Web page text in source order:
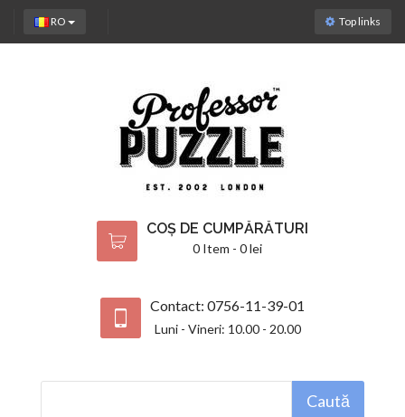
Top links
RO
COȘ DE CUMPĂRĂTURI
0 Item - 0 lei
Contact: 0756-11-39-01
Luni - Vineri: 10.00 - 20.00
Caută